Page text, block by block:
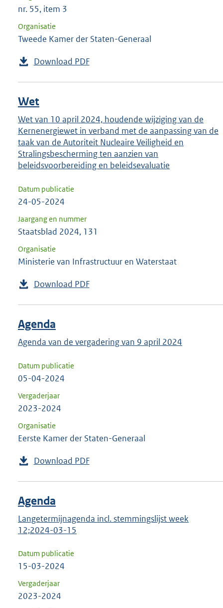
nr. 55, item 3
Organisatie
Tweede Kamer der Staten-Generaal
Download PDF
Wet
Wet van 10 april 2024, houdende wijziging van de
Kernenergiewet in verband met de aanpassing van de
taak van de Autoriteit Nucleaire Veiligheid en
Stralingsbescherming ten aanzien van
beleidsvoorbereiding en beleidsevaluatie
Datum publicatie
24-05-2024
Jaargang en nummer
Staatsblad 2024, 131
Organisatie
Ministerie van Infrastructuur en Waterstaat
Download PDF
Agenda
Agenda van de vergadering van 9 april 2024
Datum publicatie
05-04-2024
Vergaderjaar
2023-2024
Organisatie
Eerste Kamer der Staten-Generaal
Download PDF
Agenda
Langetermijnagenda incl. stemmingslijst week
12;2024-03-15
Datum publicatie
15-03-2024
Vergaderjaar
2023-2024